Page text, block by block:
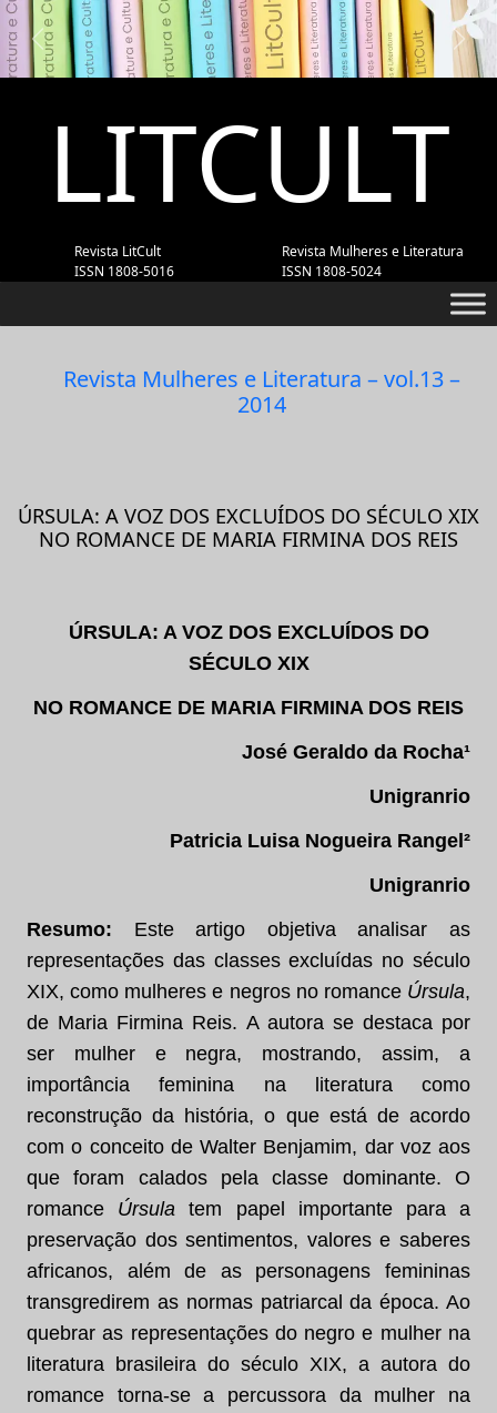
Previous Next
LITCULT
Revista LitCult
ISSN 1808-5016
Revista Mulheres e Literatura
ISSN 1808-5024
Revista Mulheres e Literatura – vol.13 –
2014
ÚRSULA: A VOZ DOS EXCLUÍDOS DO SÉCULO XIX
NO ROMANCE DE MARIA FIRMINA DOS REIS
ÚRSULA: A VOZ DOS EXCLUÍDOS DO
SÉCULO XIX
NO ROMANCE DE MARIA FIRMINA DOS REIS
José Geraldo da Rocha¹
Unigranrio
Patricia Luisa Nogueira Rangel²
Unigranrio
Resumo: Este artigo objetiva analisar as
representações das classes excluídas no século
XIX, como mulheres e negros no romance Úrsula,
de Maria Firmina Reis. A autora se destaca por
ser mulher e negra, mostrando, assim, a
importância feminina na literatura como
reconstrução da história, o que está de acordo
com o conceito de Walter Benjamim, dar voz aos
que foram calados pela classe dominante. O
romance Úrsula tem papel importante para a
preservação dos sentimentos, valores e saberes
africanos, além de as personagens femininas
transgredirem as normas patriarcal da época. Ao
quebrar as representações do negro e mulher na
literatura brasileira do século XIX, a autora do
romance torna-se a percussora da mulher na